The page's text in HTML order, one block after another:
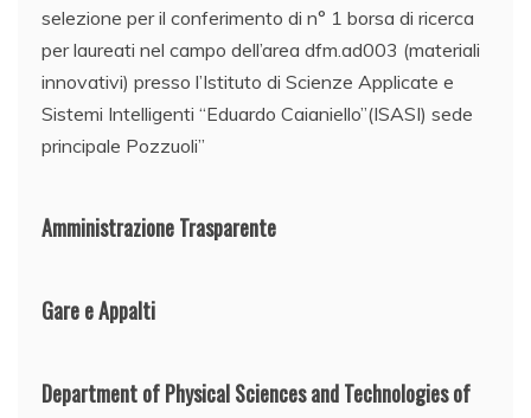
selezione per il conferimento di n° 1 borsa di ricerca
per laureati nel campo dell’area dfm.ad003 (materiali
innovativi) presso l’Istituto di Scienze Applicate e
Sistemi Intelligenti “Eduardo Caianiello”(ISASI) sede
principale Pozzuoli”
Amministrazione Trasparente
Gare e Appalti
Department of Physical Sciences and Technologies of